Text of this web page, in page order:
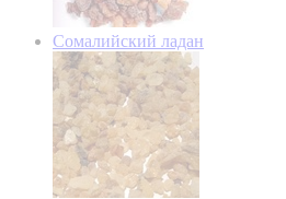
Сомалийский ладан